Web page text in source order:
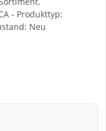
- Produkttyp:
Neu